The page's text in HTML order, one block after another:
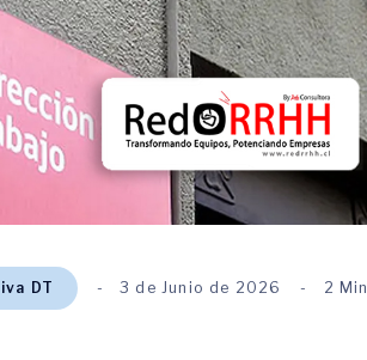
DT 3 de Junio de 2026 2